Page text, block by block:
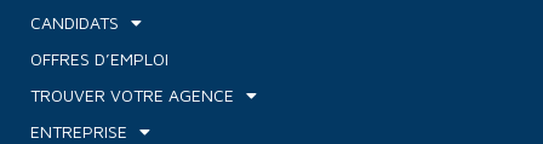
CANDIDATS
OFFRES D’EMPLOI
TROUVER VOTRE AGENCE
ENTREPRISE